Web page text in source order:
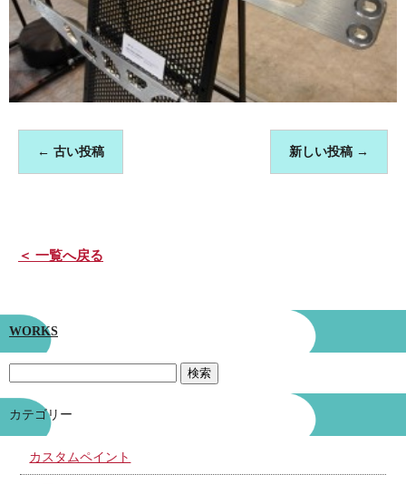
← 古い投稿 新しい投稿 →
＜ 一覧へ戻る
WORKS
カテゴリー
カスタムペイント